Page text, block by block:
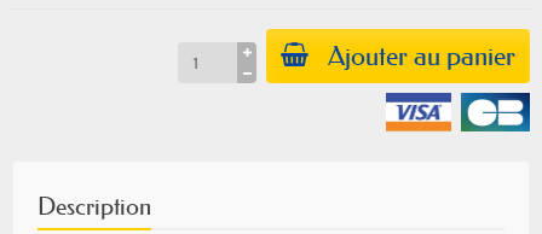
Ajouter au panier
Description